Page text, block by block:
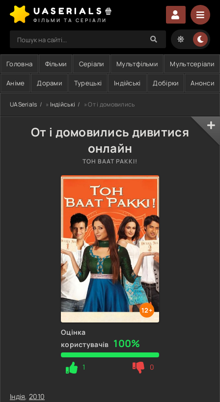
UASERIALS🍿
ФІЛЬМИ ТА СЕРІАЛИ
Головна Фільми Серіали Мультфільми Мультсеріали
Аніме Дорами Турецькі Індійські Добірки Анонси
UASerials » Індійські » От і домовились
От і домовились дивитися
онлайн
TOH BAAT PAKKI!
12+
Оцінка
користувачів 100%
1 0
Індія, 2010